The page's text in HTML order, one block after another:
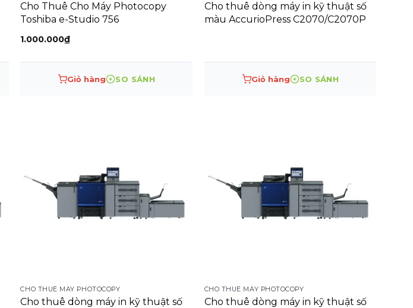
Cho Thuê Cho Máy Photocopy
Toshiba e-Studio 756
1.000.000₫
Giỏ hàng SO SÁNH
Cho thuê dòng máy in kỹ thuật số
màu AccurioPress C2070/C2070P
Giỏ hàng SO SÁNH
CHO THUÊ MÁY PHOTOCOPY
Cho thuê dòng máy in kỹ thuật số
CHO THUÊ MÁY PHOTOCOPY
Cho thuê dòng máy in kỹ thuật số